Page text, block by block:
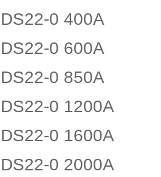
0 400A
0 600A
0 850A
0 1200A
0 1600A
0 2000A